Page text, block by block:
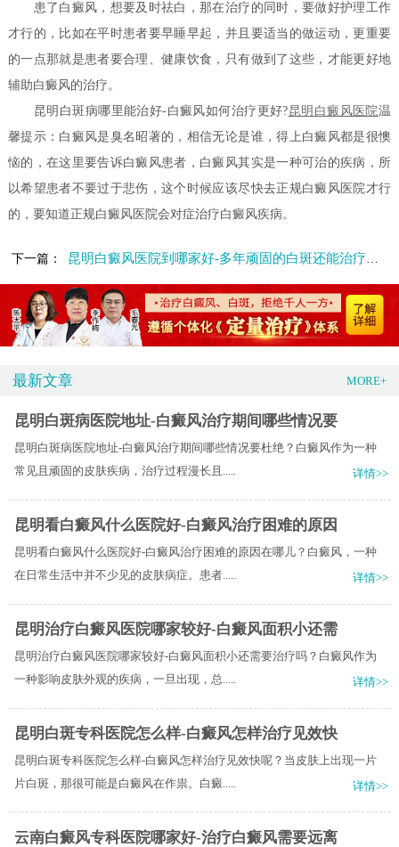
患了白癜风，想要及时祛白，那在治疗的同时，要做好护理工作
才行的，比如在平时患者要早睡早起，并且要适当的做运动，更重要
的一点那就是患者要合理、健康饮食，只有做到了这些，才能更好地
辅助白癜风的治疗。
昆明白斑病哪里能治好-白癜风如何治疗更好?昆明白癜风医院温
馨提示：白癜风是臭名昭著的，相信无论是谁，得上白癜风都是很懊
恼的，在这里要告诉白癜风患者，白癜风其实是一种可治的疾病，所
以希望患者不要过于悲伤，这个时候应该尽快去正规白癜风医院才行
的，要知道正规白癜风医院会对症治疗白癜风疾病。
下一篇： 昆明白癜风医院到哪家好-多年顽固的白斑还能治疗好吗
最新文章 MORE+
昆明白斑病医院地址-白癜风治疗期间哪些情况要
昆明白斑病医院地址-白癜风治疗期间哪些情况要杜绝？白癜风作为一种
常见且顽固的皮肤疾病，治疗过程漫长且.....
详情>>
昆明看白癜风什么医院好-白癜风治疗困难的原因
昆明看白癜风什么医院好-白癜风治疗困难的原因在哪儿？白癜风，一种
在日常生活中并不少见的皮肤病症。患者.....
详情>>
昆明治疗白癜风医院哪家较好-白癜风面积小还需
昆明治疗白癜风医院哪家较好-白癜风面积小还需要治疗吗？白癜风作为
一种影响皮肤外观的疾病，一旦出现，总.....
详情>>
昆明白斑专科医院怎么样-白癜风怎样治疗见效快
昆明白斑专科医院怎么样-白癜风怎样治疗见效快呢？当皮肤上出现一片
片白斑，那很可能是白癜风在作祟。白癜.....
详情>>
云南白癜风专科医院哪家好-治疗白癜风需要远离